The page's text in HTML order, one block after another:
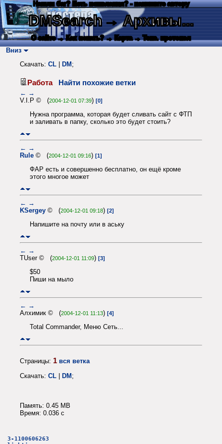
Нашли баг? Есть пожелания? - напишите автору
DMSearch→ Архивы...
О сайте → Как искать? → Карта → Текс. протокол
Вниз
Скачать: CL DM ;
Работа Найти похожие ветки
← →
V.I.P © (2004-12-01 07:39) [0]
Нужна программа, которая будет сливать сайт с ФТП
и заливать в папку, сколько это будет стоить?
← →
Rule © (2004-12-01 09:16) [1]
ФАР есть и совершенно бесплатно, он ещё кроме
этого многое может
← →
KSergey © (2004-12-01 09:18) [2]
Напишите на почту или в аську
← →
TUser © (2004-12-01 11:09) [3]
$50
Пиши на мыло
← →
Алхимик © (2004-12-01 11:13) [4]
Total Commander, Меню Сеть...
Страницы: 1 вся ветка
Скачать: CL | DM;
Память: 0.45 MB
Время: 0.036 c
3-1100606263